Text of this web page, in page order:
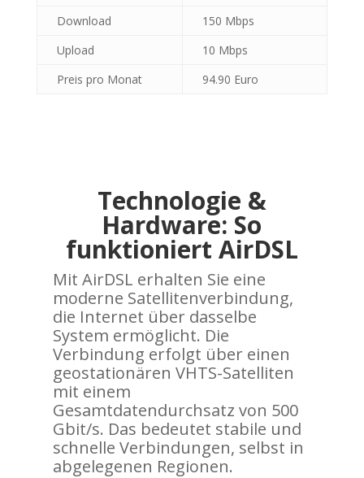
Download
150 Mbps
Upload
10 Mbps
Preis pro Monat
94.90 Euro
Technologie &
Hardware: So
funktioniert AirDSL
Mit AirDSL erhalten Sie eine
moderne Satellitenverbindung,
die Internet über dasselbe
System ermöglicht. Die
Verbindung erfolgt über einen
geostationären VHTS-Satelliten
mit einem
Gesamtdatendurchsatz von 500
Gbit/s. Das bedeutet stabile und
schnelle Verbindungen, selbst in
abgelegenen Regionen.